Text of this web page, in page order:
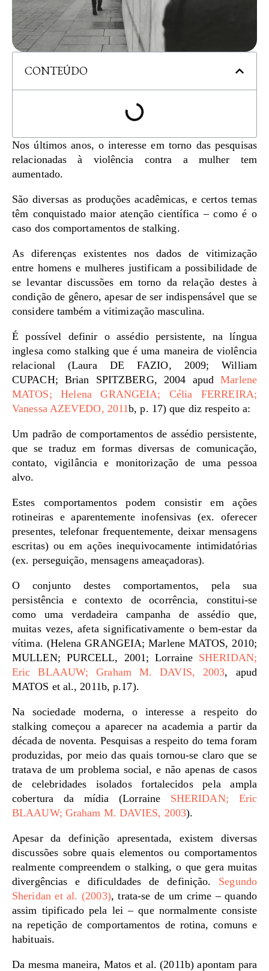
CONTEÚDO
Nos últimos anos, o interesse em torno das pesquisas
relacionadas à violência contra a mulher tem
aumentado.
São diversas as produções acadêmicas, e certos temas
têm conquistado maior atenção científica – como é o
caso dos comportamentos de stalking.
As diferenças existentes nos dados de vitimização
entre homens e mulheres justificam a possibilidade de
se levantar discussões em torno da relação destes à
condição de gênero, apesar de ser indispensável que se
considere também a vitimização masculina.
É possível definir o assédio persistente, na língua
inglesa como stalking que é uma maneira de violência
relacional (Laura DE FAZIO, 2009; William
CUPACH; Brian SPITZBERG, 2004 apudMarlene
MATOS; Helena GRANGEIA; Célia FERREIRA;
Vanessa AZEVEDO, 2011b, p. 17) que diz respeito a:
Um padrão de comportamentos de assédio persistente,
que se traduz em formas diversas de comunicação,
contato, vigilância e monitorização de uma pessoa
alvo.
Estes comportamentos podem consistir em ações
rotineiras e aparentemente inofensivas (ex. oferecer
presentes, telefonar frequentemente, deixar mensagens
escritas) ou em ações inequivocamente intimidatórias
(ex. perseguição, mensagens ameaçadoras).
O conjunto destes comportamentos, pela sua
persistência e contexto de ocorrência, constitui-se
como uma verdadeira campanha de assédio que,
muitas vezes, afeta significativamente o bem-estar da
vítima. (Helena GRANGEIA; Marlene MATOS, 2010;
MULLEN; PURCELL, 2001; Lorraine SHERIDAN;
Eric BLAAUW; Graham M. DAVIS, 2003, apud
MATOS et al., 2011b, p.17).
Na sociedade moderna, o interesse a respeito do
stalking começou a aparecer na academia a partir da
década de noventa. Pesquisas a respeito do tema foram
produzidas, por meio das quais tornou-se claro que se
tratava de um problema social, e não apenas de casos
de celebridades isolados fortalecidos pela ampla
cobertura da mídia (Lorraine SHERIDAN; Eric
BLAAUW; Graham M. DAVIES, 2003).
Apesar da definição apresentada, existem diversas
discussões sobre quais elementos ou comportamentos
realmente compreendem o stalking, o que gera muitas
divergências e dificuldades de definição. Segundo
Sheridan et al. (2003), trata-se de um crime – quando
assim tipificado pela lei – que normalmente consiste
na repetição de comportamentos de rotina, comuns e
habituais.
Da mesma maneira, Matos et al. (2011b) apontam para